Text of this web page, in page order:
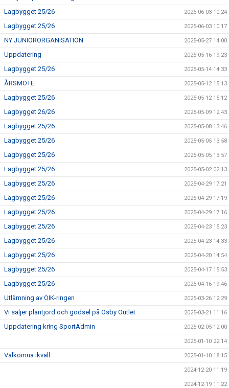
Lagbygget 25/26 2025-06-03 10:24
Lagbygget 25/26 2025-06-03 10:17
NY JUNIORORGANISATION 2025-05-27 14:00
Uppdatering 2025-05-16 19:23
Lagbygget 25/26 2025-05-14 14:33
ÅRSMÖTE 2025-05-12 15:13
Lagbygget 25/26 2025-05-12 15:12
Lagbygget 26/26 2025-05-09 12:43
Lagbygget 25/26 2025-05-08 13:46
Lagbygget 25/26 2025-05-05 13:58
Lagbygget 25/26 2025-05-05 13:57
Lagbygget 25/26 2025-05-02 02:13
Lagbygget 25/26 2025-04-29 17:21
Lagbygget 25/26 2025-04-29 17:19
Lagbygget 25/26 2025-04-29 17:16
Lagbygget 25/26 2025-04-23 15:23
Lagbygget 25/26 2025-04-23 14:33
Lagbygget 25/26 2025-04-20 14:54
Lagbygget 25/26 2025-04-17 15:53
Lagbygget 25/26 2025-04-16 19:46
Utlämning av OIK-ringen 2025-03-26 12:29
Vi säljer plantjord och gödsel på Osby Outlet 2025-03-21 11:16
Uppdatering kring SportAdmin 2025-02-05 12:00
2025-01-10 22:14
Välkomna ikväll 2025-01-10 18:15
2024-12-20 11:19
2024-12-19 11:22